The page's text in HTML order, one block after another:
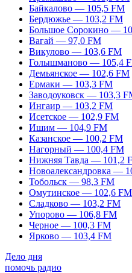
Байкалово — 105,5 FM
Бердюжье — 103,2 FM
Большое Сорокино —
Вагай — 97,0 FM
Викулово — 103,6 FM
Голышманово — 105,4
Демьянское — 102,6 FM
Ермаки — 103,3 FM
Заводоуковск — 103,3
Ингаир — 103,2 FM
Исетское — 102,9 FM
Ишим — 104,9 FM
Казанское — 100,2 FM
Нагорный — 100,4 FM
Нижняя Тавда — 101,2
Новоалександровка —
Тобольск — 98,3 FM
Омутинское — 102,6 FM
Сладково — 103,2 FM
Упорово — 106,8 FM
Черное — 100,3 FM
Ярково — 103,4 FM
Дело дня
помочь радио